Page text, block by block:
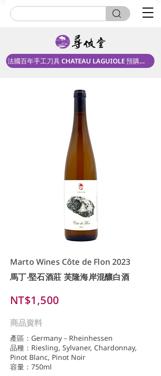
法國百年手工刀具 CHATEAU LAGUIOLE 預購中！
Marto Wines Côte de Flon 2023
馬丁‧堅石酒莊 芙隆海岸混釀白酒
NT$1,500
商品資料
產區：Germany－Rheinhessen
品種：Riesling, Sylvaner, Chardonnay,
Pinot Blanc, Pinot Noir
容量：750ml